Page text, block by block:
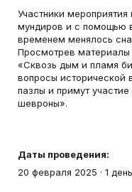
Участники
мундиров и с помощью
временем менялось
Просмотрев
«Сквозь дым и пламя
вопросы исторической
пазлы и примут
шевроны».
Даты проведения:
20 февраля 2025 · 1 день